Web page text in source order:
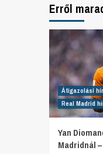
Erről
Átigazolási
Real Madrid
Yan
Madridnál